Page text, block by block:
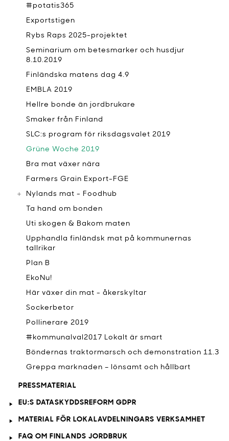
#potatis365
Exportstigen
Rybs Raps 2025-projektet
Seminarium om betesmarker och husdjur
8.10.2019
Finländska matens dag 4.9
EMBLA 2019
Hellre bonde än jordbrukare
Smaker från Finland
SLC:s program för riksdagsvalet 2019
Grüne Woche 2019
Bra mat växer nära
Farmers Grain Export-FGE
Nylands mat - Foodhub
Ta hand om bonden
Uti skogen & Bakom maten
Upphandla finländsk mat på kommunernas
tallrikar
Plan B
EkoNu!
Här växer din mat - åkerskyltar
Sockerbetor
Pollinerare 2019
#kommunalval2017 Lokalt är smart
Böndernas traktormarsch och demonstration 11.3
Greppa marknaden – lönsamt och hållbart
PRESSMATERIAL
EU:S DATASKYDDSREFORM GDPR
MATERIAL FÖR LOKALAVDELNINGARS VERKSAMHET
FAQ OM FINLANDS JORDBRUK